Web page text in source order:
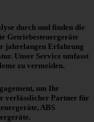
durch und finden die
Getriebesteuergeräte
jahrelangen Erfahrung
Unser Service umfasst
zu vermeiden.
um Ihr
verlässlicher Partner für
ABS